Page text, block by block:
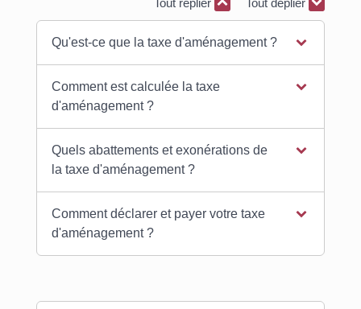
Tout replier Tout déplier
Qu'est-ce que la taxe d'aménagement ?
Comment est calculée la taxe
d'aménagement ?
Quels abattements et exonérations de
la taxe d'aménagement ?
Comment déclarer et payer votre taxe
d'aménagement ?